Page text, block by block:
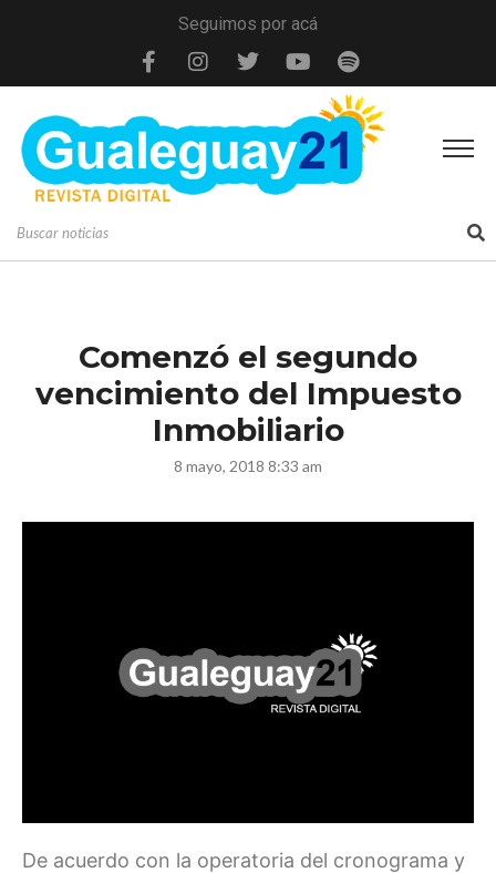
Seguimos por acá
Comenzó el segundo
vencimiento del Impuesto
Inmobiliario
8 mayo, 2018 8:33 am
De acuerdo con la operatoria del cronograma y